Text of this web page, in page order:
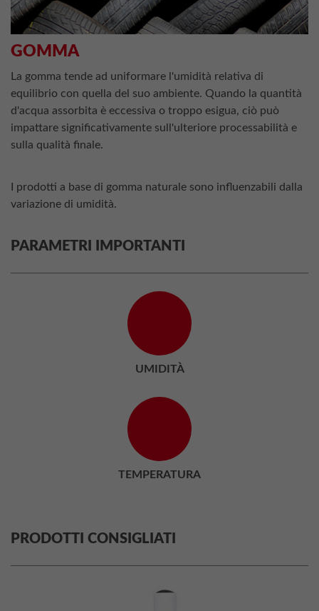
GOMMA
La gomma tende ad uniformare l'umidità relativa di
equilibrio con quella del suo ambiente. Quando la quantità
d'acqua assorbita è eccessiva o troppo esigua, ciò può
impattare significativamente sull'ulteriore processabilità e
sulla qualità finale.
I prodotti a base di gomma naturale sono influenzabili dalla
variazione di umidità.
PARAMETRI IMPORTANTI
UMIDITÀ
TEMPERATURA
PRODOTTI CONSIGLIATI